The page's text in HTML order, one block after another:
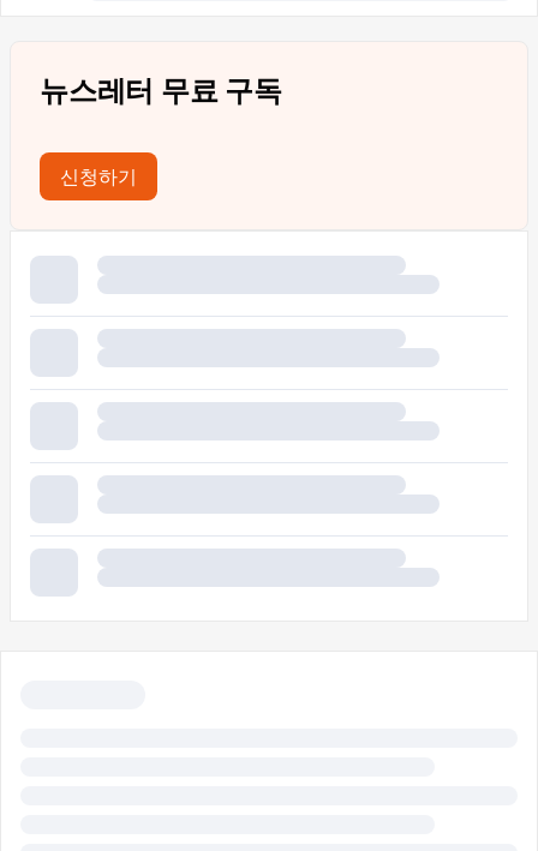
뉴스레터 무료 구독
신청하기